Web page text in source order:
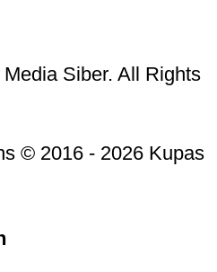
Siber. All Rights
© 2016 - 2026 Kupas